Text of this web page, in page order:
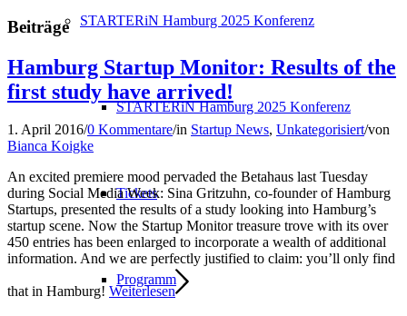
STARTERiN Hamburg 2025 Konferenz
STARTERiN Hamburg 2025 Konferenz
Tickets
Programm
Beiträge
Hamburg Startup Monitor: Results of the
first study have arrived!
1. April 2016/0 Kommentare/in Startup News, Unkategorisiert/von
Bianca Koigke
An excited premiere mood pervaded the Betahaus last Tuesday
during Social Media Week: Sina Gritzuhn, co-founder of Hamburg
Startups, presented the results of a study looking into Hamburg’s
startup scene. Now the Startup Monitor treasure trove with its over
450 entries has been enlarged to incorporate a wealth of additional
information. And we are perfectly justified to claim: you’ll only find
that in Hamburg! Weiterlesen